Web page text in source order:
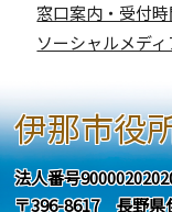
窓口案内・受付時
ソーシャルメディ
伊那市役
法人番号
〒396-8617 長野県